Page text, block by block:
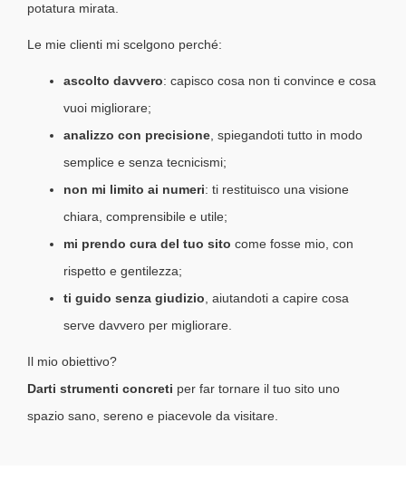
potatura mirata.
Le mie clienti mi scelgono perché:
ascolto davvero: capisco cosa non ti convince e cosa
vuoi migliorare;
analizzo con precisione , spiegandoti tutto in modo
semplice e senza tecnicismi;
non mi limito ai numeri: ti restituisco una visione
chiara, comprensibile e utile;
mi prendo cura del tuo sito come fosse mio, con
rispetto e gentilezza;
ti guido senza giudizio , aiutandoti a capire cosa
serve davvero per migliorare.
Il mio obiettivo?
Darti strumenti concreti per far tornare il tuo sito uno
spazio sano, sereno e piacevole da visitare.